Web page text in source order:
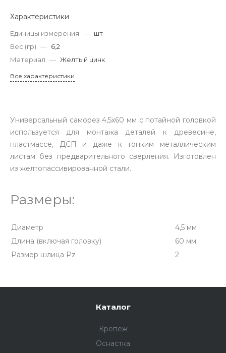
Характеристики
Единицы измерения — шт
Вес (гр) — 6,2
Материал — Желтый цинк
Все характеристики
Универсальный саморез 4,5х60 мм с потайной головкой
используется для монтажа деталей к древесине,
пластмассе, ДСП и даже к тонким металлическим
листам без предварительного сверления. Изготовлен
из желтопассивированной стали.
Размеры:
Диаметр
4,5 мм
Длина (включая головку)
60 мм
Размер шлица Pz
2
Каталог
Крепеж
Оснастка